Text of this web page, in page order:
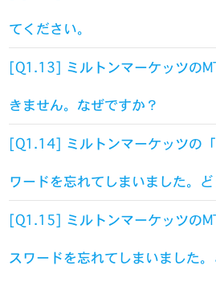
てください。
[Q1.13] ミルトンマーケッツの
きません。なぜですか？
[Q1.14] ミルトンマーケッツの
ワードを忘れてしまいました。
[Q1.15] ミルトンマーケッツの
スワードを忘れてしまいました